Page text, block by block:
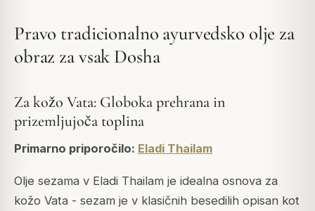
Pravo tradicionalno ayurvedsko olje za
obraz za vsak Dosha
Za kožo Vata: Globoka prehrana in
prizemljujoča toplina
Primarno priporočilo: Eladi Thailam
Olje sezama v Eladi Thailam je idealna osnova za
kožo Vata - sezam je v klasičnih besedilih opisan kot